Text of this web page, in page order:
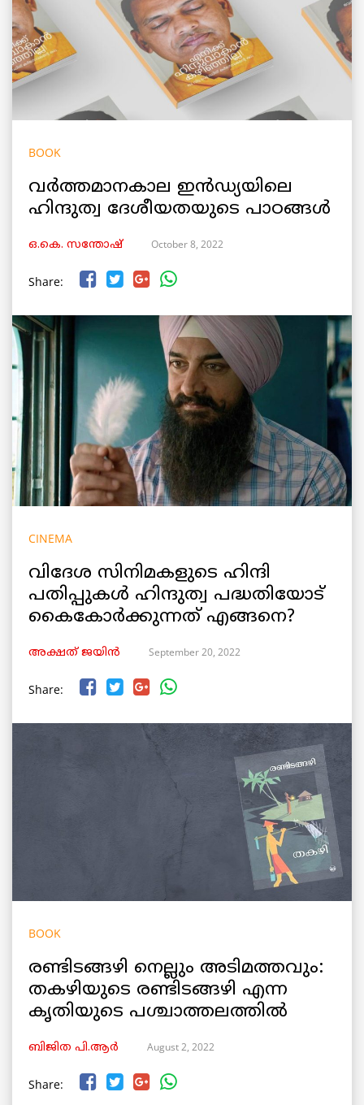
BOOK
വര്‍ത്തമാനകാല ഇൻഡ്യയിലെ
ഹിന്ദുത്വ ദേശീയതയുടെ പാഠങ്ങൾ
ഒ.കെ. സന്തോഷ് October 8, 2022
Share:
CINEMA
വിദേശ സിനിമകളുടെ ഹിന്ദി
പതിപ്പുകൾ ഹിന്ദുത്വ പദ്ധതിയോട്
കൈകോർക്കുന്നത് എങ്ങനെ?
അക്ഷത് ജയിൻ September 20, 2022
Share:
BOOK
രണ്ടിടങ്ങഴി നെല്ലും അടിമത്തവും:
തകഴിയുടെ രണ്ടിടങ്ങഴി എന്ന
കൃതിയുടെ പശ്ചാത്തലത്തിൽ
ബിജിത പി.ആർ August 2, 2022
Share: